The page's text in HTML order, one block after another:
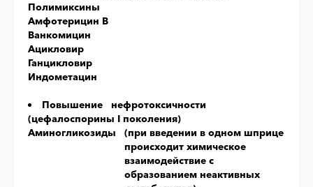
Полимиксины
Амфотерицин В
Ванкомицин
Ацикловир
Ганцикловир
Индометацин
Повышение нефротоксичности
(цефалоспорины I поколения)
Аминогликозиды
(при введении в одном шприце
происходит химическое
взаимодействие с
образованием неактивных